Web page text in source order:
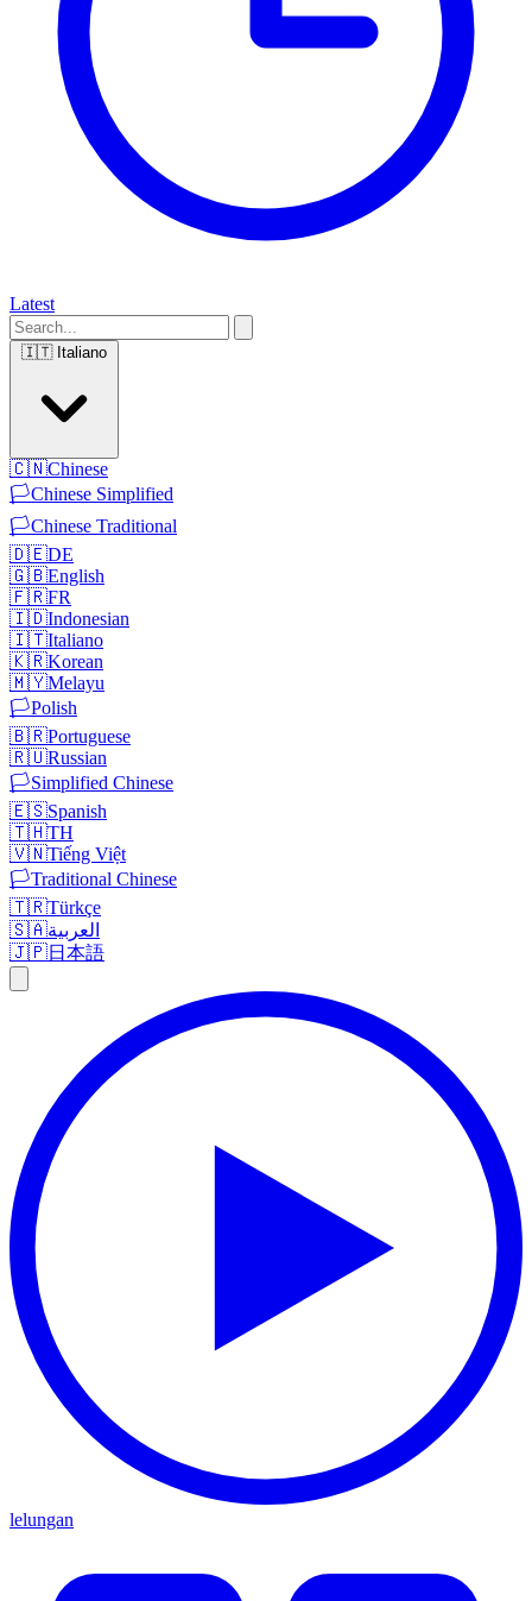
Latest
🇮🇹 Italiano
🇨🇳Chinese
🏳️Chinese Simplified
🏳️Chinese Traditional
🇩🇪DE
🇬🇧English
🇫🇷FR
🇮🇩Indonesian
🇮🇹Italiano
🇰🇷Korean
🇲🇾Melayu
🏳️Polish
🇧🇷Portuguese
🇷🇺Russian
🏳️Simplified Chinese
🇪🇸Spanish
🇹🇭TH
🇻🇳Tiếng Việt
🏳️Traditional Chinese
🇹🇷Türkçe
🇸🇦العربية
🇯🇵日本語
lelungan